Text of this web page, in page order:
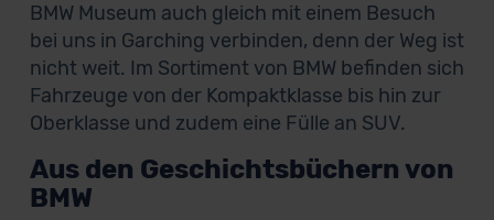
BMW Museum auch gleich mit einem Besuch
bei uns in Garching verbinden, denn der Weg ist
nicht weit. Im Sortiment von BMW befinden sich
Fahrzeuge von der Kompaktklasse bis hin zur
Oberklasse und zudem eine Fülle an SUV.
Aus den Geschichtsbüchern von
BMW